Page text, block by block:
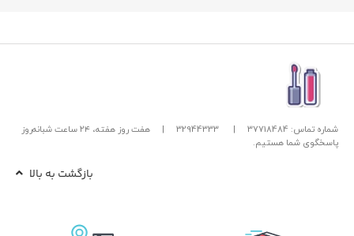
شماره تماس: 37718484 |
32944333
|
هفت روز هفته، ۲۴ ساعت شبانه‌روز
پاسخگوی شما هستیم.
بازگشت به بالا